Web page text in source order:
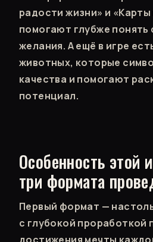
радости жизни» и
помогают глубже понять
желания. А ещё в игре
животных, которые
качества и помогают
потенциал.
Особенность
три формата
Первый формат —
с глубокой проработкой